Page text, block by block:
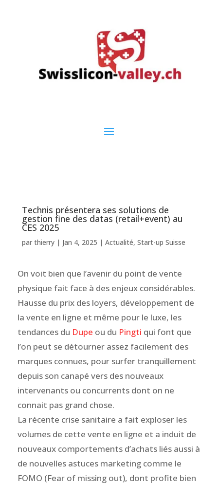
Technis présentera ses solutions de
gestion fine des datas (retail+event) au
CES 2025
par thierry| Jan 4, 2025 | Actualité, Start-up Suisse
On voit bien que l’avenir du point de vente
physique fait face à des enjeux considérables.
Hausse du prix des loyers, développement de
la vente en ligne et même pour le luxe, les
tendances du Dupe ou du Pingti qui font que
l’on peut se détourner assez facilement des
marques connues, pour surfer tranquillement
depuis son canapé vers des nouveaux
intervenants ou concurrents dont on ne
connait pas grand chose.
La récente crise sanitaire a fait exploser les
volumes de cette vente en ligne et a induit de
nouveaux comportements d’achats liés aussi à
de nouvelles astuces marketing comme le
FOMO (Fear of missing out), dont profite bien